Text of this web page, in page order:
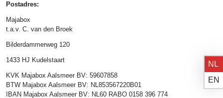
NL
EN
Postadres:
Majabox
t.a.v. C. van den Broek
Bilderdammerweg 120
1433 HJ Kudelstaart
KVK Majabox Aalsmeer BV: 59607858
BTW Majabox Aalsmeer BV: NL853567220B01
IBAN Majabox Aalsmeer BV: NL60 RABO 0158 396 774